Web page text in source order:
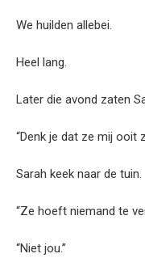
We huilden allebei.
Heel lang.
Later die avond zaten
“Denk je dat ze mij ooit
Sarah keek naar de tuin.
“Ze hoeft niemand te
“Niet jou.”